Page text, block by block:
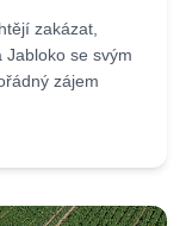
zakázat,
Jabloko se svým
zájem